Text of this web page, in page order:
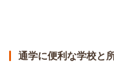
通学に便利な学校と